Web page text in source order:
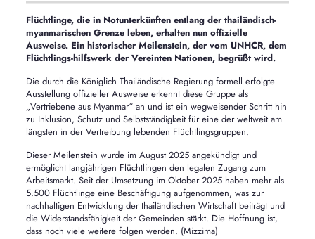
Flüchtlinge, die in Notunterkünften entlang der thailändisch-
myanmarischen Grenze leben, erhalten nun offizielle
Ausweise. Ein historischer Meilenstein, der vom UNHCR, dem
Flüchtlings-hilfswerk der Vereinten Nationen, begrüßt wird.
Die durch die Königlich Thailändische Regierung formell erfolgte
Ausstellung offizieller Ausweise erkennt diese Gruppe als
„Vertriebene aus Myanmar“ an und ist ein wegweisender Schritt hin
zu Inklusion, Schutz und Selbstständigkeit für eine der weltweit am
längsten in der Vertreibung lebenden Flüchtlingsgruppen.
Dieser Meilenstein wurde im August 2025 angekündigt und
ermöglicht langjährigen Flüchtlingen den legalen Zugang zum
Arbeitsmarkt. Seit der Umsetzung im Oktober 2025 haben mehr als
5.500 Flüchtlinge eine Beschäftigung aufgenommen, was zur
nachhaltigen Entwicklung der thailändischen Wirtschaft beiträgt und
die Widerstandsfähigkeit der Gemeinden stärkt. Die Hoffnung ist,
dass noch viele weitere folgen werden. (Mizzima)